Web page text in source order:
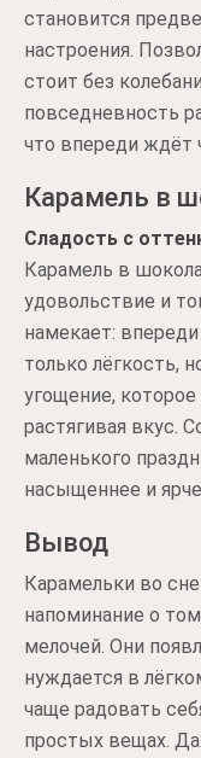
становится
настроения.
стоит без
повседневность
что впереди ждёт
Карамель в
Сладость с
Карамель в
удовольствие и
намекает:
только лёгкость,
угощение,
растягивая вкус.
маленького
насыщеннее и
Вывод
Карамельки во
напоминание о
мелочей. Они
нуждается в
чаще радовать
простых вещах.